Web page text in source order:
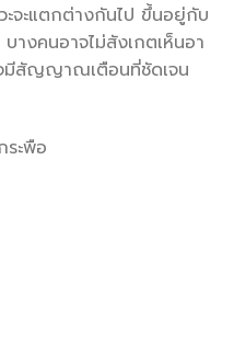
ะจะแตกต่างกันไป ขึ้นอยู่กับ
างคนอาจไม่สังเกตเห็นอา
มีสัญญาณเตือนที่ชัดเจน
ระพือ